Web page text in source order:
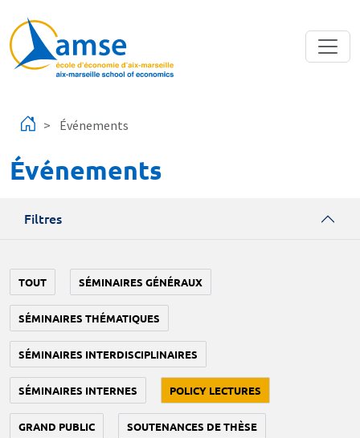
Événements
Événements
Filtres
TOUT SÉMINAIRES GÉNÉRAUX
SÉMINAIRES THÉMATIQUES
SÉMINAIRES INTERDISCIPLINAIRES
SÉMINAIRES INTERNES POLICY LECTURES
GRAND PUBLIC SOUTENANCES DE THÈSE